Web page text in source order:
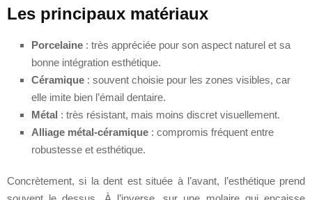
Les principaux matériaux
Porcelaine : très appréciée pour son aspect naturel et sa
bonne intégration esthétique.
Céramique : souvent choisie pour les zones visibles, car
elle imite bien l’émail dentaire.
Métal : très résistant, mais moins discret visuellement.
Alliage métal-céramique : compromis fréquent entre
robustesse et esthétique.
Concrètement, si la dent est située à l’avant, l’esthétique prend